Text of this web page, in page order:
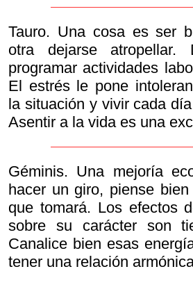
Tauro. Una cosa es ser
otra dejarse
programar actividades
El estrés le pone
la situación y vivir cada
Asentir a la vida es una
Géminis. Una mejoría
hacer un giro, piense
que tomará. Los efectos
sobre su carácter son
Canalice bien esas
tener una relación